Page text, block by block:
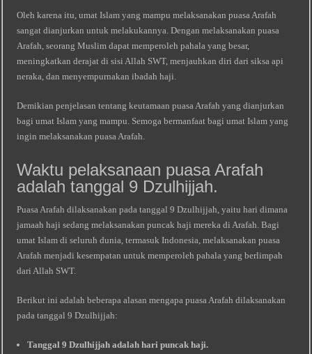
Oleh karena itu, umat Islam yang mampu melaksanakan puasa Arafah
sangat dianjurkan untuk melakukannya. Dengan melaksanakan puasa
Arafah, seorang Muslim dapat memperoleh pahala yang besar,
meningkatkan derajat di sisi Allah SWT, menjauhkan diri dari siksa api
neraka, dan menyempurnakan ibadah haji.
Demikian penjelasan tentang keutamaan puasa Arafah yang dianjurkan
bagi umat Islam yang mampu. Semoga bermanfaat bagi umat Islam yang
ingin melaksanakan puasa Arafah.
Waktu pelaksanaan puasa Arafah
adalah tanggal 9 Dzulhijjah.
Puasa Arafah dilaksanakan pada tanggal 9 Dzulhijjah, yaitu hari dimana
jamaah haji sedang melaksanakan puncak haji mereka di Arafah. Bagi
umat Islam di seluruh dunia, termasuk Indonesia, melaksanakan puasa
Arafah menjadi kesempatan untuk memperoleh pahala yang berlimpah
dari Allah SWT.
Berikut ini adalah beberapa alasan mengapa puasa Arafah dilaksanakan
pada tanggal 9 Dzulhijjah:
Tanggal 9 Dzulhijjah adalah hari puncak haji.